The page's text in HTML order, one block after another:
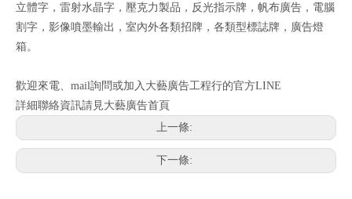
立體字，雷射水晶字，壓克力製品，反光指示牌，帆布廣告，電腦
割字，影像噴墨輸出，室內外各類招牌，各類型標誌牌，廣告燈
箱。
歡迎來電、mail詢問或加入大藝廣告工程行的官方LINE
詳細聯絡資訊請見大藝廣告首頁
上一條:
下一條: